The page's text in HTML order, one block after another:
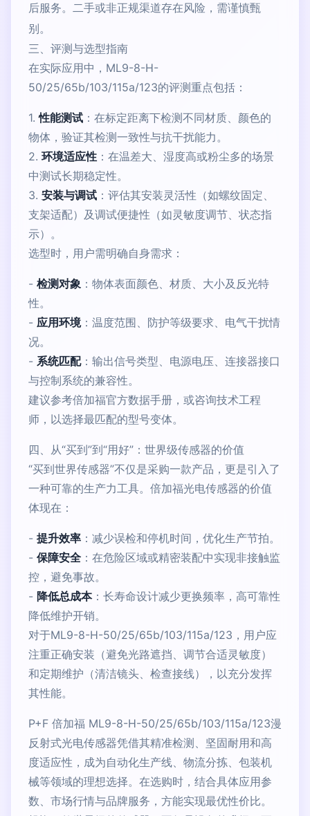
后服务。二手或非正规渠道存在风险，需谨慎甄
别。
三、评测与选型指南
在实际应用中，ML9-8-H-
50/25/65b/103/115a/123的评测重点包括：
1.性能测试 ：在标定距离下检测不同材质、颜色的
物体，验证其检测一致性与抗干扰能力。
2. 环境适应性 ：在温差大、湿度高或粉尘多的场景
中测试长期稳定性。
3. 安装与调试 ：评估其安装灵活性（如螺纹固定、
支架适配）及调试便捷性（如灵敏度调节、状态指
示）。
选型时，用户需明确自身需求：
- 检测对象 ：物体表面颜色、材质、大小及反光特
性。
- 应用环境：温度范围、防护等级要求、电气干扰情
况。
- 系统匹配：输出信号类型、电源电压、连接器接口
与控制系统的兼容性。
建议参考倍加福官方数据手册，或咨询技术工程
师，以选择最匹配的型号变体。
四、从“买到”到“用好”：世界级传感器的价值
“买到世界传感器”不仅是采购一款产品，更是引入了
一种可靠的生产力工具。倍加福光电传感器的价值
体现在：
- 提升效率 ：减少误检和停机时间，优化生产节拍。
- 保障安全 ：在危险区域或精密装配中实现非接触监
控，避免事故。
- 降低总成本：长寿命设计减少更换频率，高可靠性
降低维护开销。
对于ML9-8-H-50/25/65b/103/115a/123，用户应
注重正确安装（避免光路遮挡、调节合适灵敏度）
和定期维护（清洁镜头、检查接线），以充分发挥
其性能。
P+F 倍加福 ML9-8-H-50/25/65b/103/115a/123漫
反射式光电传感器凭借其精准检测、坚固耐用和高
度适应性，成为自动化生产线、物流分拣、包装机
械等领域的理想选择。在选购时，结合具体应用参
数、市场行情与品牌服务，方能实现最优性价比。